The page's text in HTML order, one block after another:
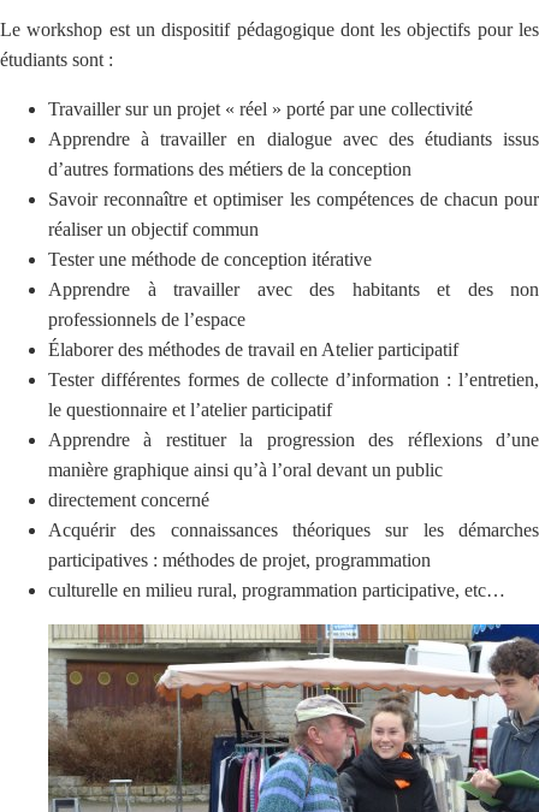
Le workshop est un dispositif pédagogique dont les objectifs pour les
étudiants sont :
Travailler sur un projet « réel » porté par une collectivité
Apprendre à travailler en dialogue avec des étudiants issus
d’autres formations des métiers de la conception
Savoir reconnaître et optimiser les compétences de chacun pour
réaliser un objectif commun
Tester une méthode de conception itérative
Apprendre à travailler avec des habitants et des non
professionnels de l’espace
Élaborer des méthodes de travail en Atelier participatif
Tester différentes formes de collecte d’information : l’entretien,
le questionnaire et l’atelier participatif
Apprendre à restituer la progression des réflexions d’une
manière graphique ainsi qu’à l’oral devant un public
directement concerné
Acquérir des connaissances théoriques sur les démarches
participatives : méthodes de projet, programmation
culturelle en milieu rural, programmation participative, etc…